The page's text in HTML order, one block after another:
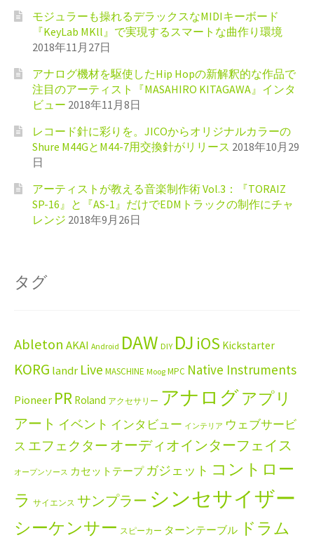
モジュラーも操れるデラックスなMIDIキーボード
『KeyLab MKll』で実現するスマートな曲作り環境
2018年11月27日
アナログ機材を駆使したHip Hopの新解釈的な作品で
注目のアーティスト『MASAHIRO KITAGAWA』インタ
ビュー 2018年11月8日
レコード針に彩りを。JICOからオリジナルカラーの
Shure M44GとM44-7用交換針がリリース 2018年10月29
日
アーティストが教える音楽制作術 Vol.3：『TORAIZ
SP-16』と『AS-1』だけでEDMトラックの制作にチャ
レンジ 2018年9月26日
タグ
Ableton AKAI Android DAW DIY DJ iOS Kickstarter
KORG landr Live MASCHINE Moog MPC Native Instruments
Pioneer PR Roland アクセサリー アナログアプリ
アート イベント インタビュー インテリア ウェブサービ
ス エフェクター オーディオインターフェイス
オープンソース カセットテープ ガジェット コントロー
ラ サイエンス サンプラー シンセサイザー
シーケンサー スピーカー ターンテーブル ドラム